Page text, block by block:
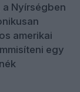
Nyírségben
amerikai
egy